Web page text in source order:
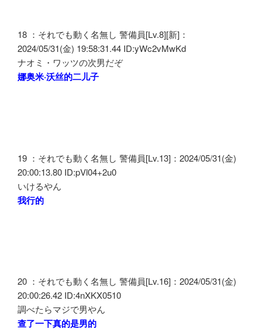
18 ：それでも動く名無し 警備員[Lv.8][新]：
2024/05/31(金) 19:58:31.44 ID:yWc2vMwKd
ナオミ・ワッツの次男だぞ
娜奥米·沃丝的二儿子
19 ：それでも動く名無し 警備員[Lv.13]：2024/05/31(金)
20:00:13.80 ID:pVl04+2u0
いけるやん
我行的
20 ：それでも動く名無し 警備員[Lv.16]：2024/05/31(金)
20:00:26.42 ID:4nXKX0510
調べたらマジで男やん
查了一下真的是男的